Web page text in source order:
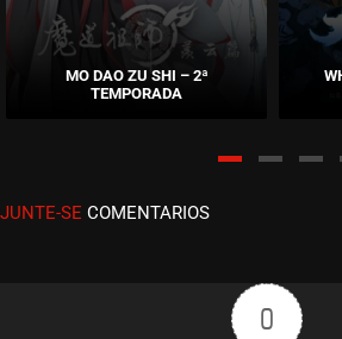
EPISÓDIO 03
setembro 15, 2020
EPISÓDIO 01
setembro 15, 2020
MO DAO ZU SHI – 2ª
TEMPORADA
JUNTE-SE COMENTARIOS
0